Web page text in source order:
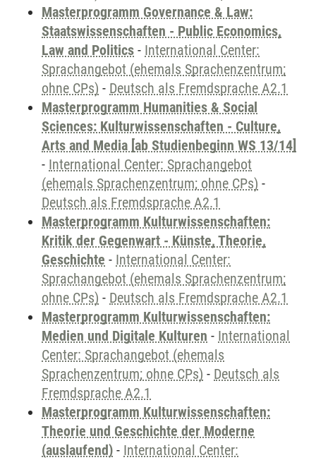
Masterprogramm Governance & Law:
Staatswissenschaften - Public Economics,
Law and Politics - International Center:
Sprachangebot (ehemals Sprachenzentrum;
ohne CPs) - Deutsch als Fremdsprache A2.1
Masterprogramm Humanities & Social
Sciences: Kulturwissenschaften - Culture,
Arts and Media [ab Studienbeginn WS 13/14]
- International Center: Sprachangebot
(ehemals Sprachenzentrum; ohne CPs) -
Deutsch als Fremdsprache A2.1
Masterprogramm Kulturwissenschaften:
Kritik der Gegenwart - Künste, Theorie,
Geschichte - International Center:
Sprachangebot (ehemals Sprachenzentrum;
ohne CPs) - Deutsch als Fremdsprache A2.1
Masterprogramm Kulturwissenschaften:
Medien und Digitale Kulturen - International
Center: Sprachangebot (ehemals
Sprachenzentrum; ohne CPs) - Deutsch als
Fremdsprache A2.1
Masterprogramm Kulturwissenschaften:
Theorie und Geschichte der Moderne
(auslaufend) - International Center: